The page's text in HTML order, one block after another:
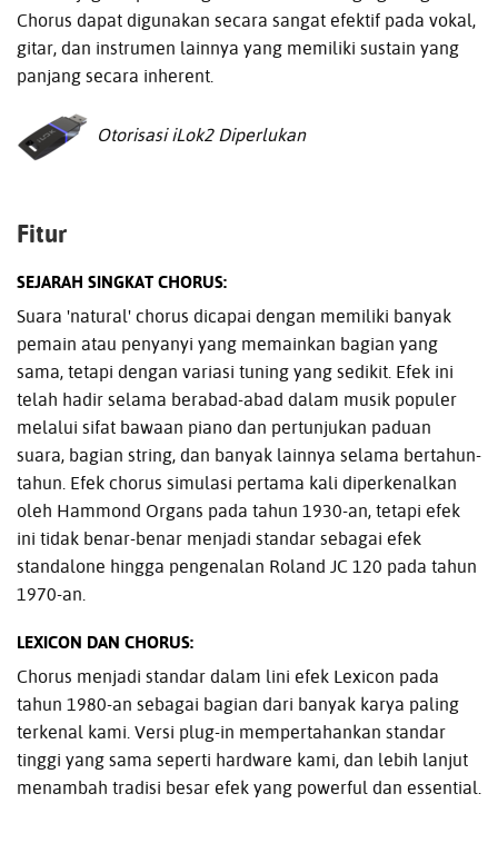
Chorus dapat digunakan secara sangat efektif pada vokal,
gitar, dan instrumen lainnya yang memiliki sustain yang
panjang secara inherent.
Otorisasi iLok2 Diperlukan
Fitur
SEJARAH SINGKAT CHORUS:
Suara 'natural' chorus dicapai dengan memiliki banyak
pemain atau penyanyi yang memainkan bagian yang
sama, tetapi dengan variasi tuning yang sedikit. Efek ini
telah hadir selama berabad-abad dalam musik populer
melalui sifat bawaan piano dan pertunjukan paduan
suara, bagian string, dan banyak lainnya selama bertahun-
tahun. Efek chorus simulasi pertama kali diperkenalkan
oleh Hammond Organs pada tahun 1930-an, tetapi efek
ini tidak benar-benar menjadi standar sebagai efek
standalone hingga pengenalan Roland JC 120 pada tahun
1970-an.
LEXICON DAN CHORUS:
Chorus menjadi standar dalam lini efek Lexicon pada
tahun 1980-an sebagai bagian dari banyak karya paling
terkenal kami. Versi plug-in mempertahankan standar
tinggi yang sama seperti hardware kami, dan lebih lanjut
menambah tradisi besar efek yang powerful dan essential.